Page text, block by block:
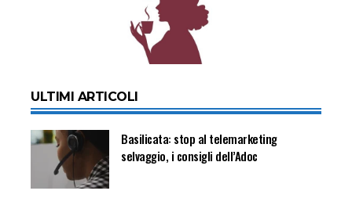
ULTIMI ARTICOLI
Basilicata: stop al telemarketing
selvaggio, i consigli dell’Adoc